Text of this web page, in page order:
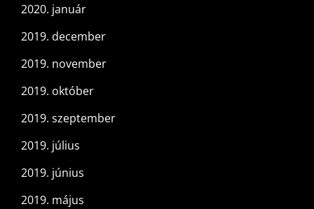
2020. január
2019. december
2019. november
2019. október
2019. szeptember
2019. július
2019. június
2019. május